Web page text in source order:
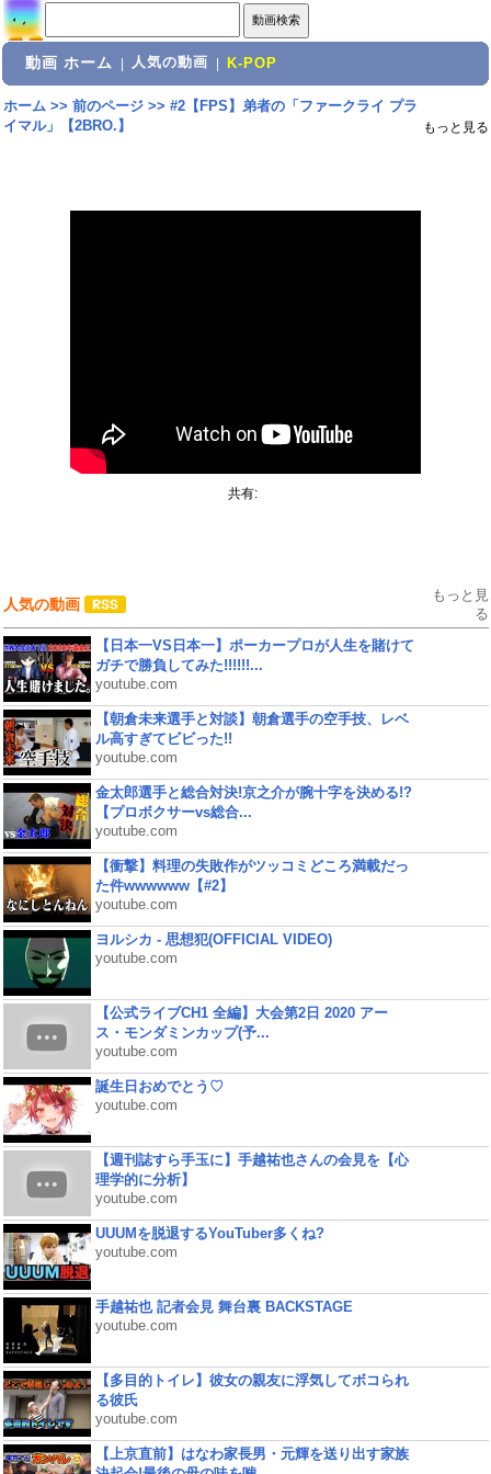
動画 ホーム 人気の動画 K-POP
ホーム>> 前のページ>> #2【FPS】弟者の「ファークライ プラ
イマル」【2BRO.】
もっと見る
共有:
人気の動画
もっと見
る
【日本一VS日本一】ポーカープロが人生を賭けて
ガチで勝負してみた!!!!!!...
youtube.com
【朝倉未来選手と対談】朝倉選手の空手技、レベ
ル高すぎてビビった!!
youtube.com
金太郎選手と総合対決!京之介が腕十字を決める!?
【プロボクサーvs総合...
youtube.com
【衝撃】料理の失敗作がツッコミどころ満載だっ
た件wwwwww【#2】
youtube.com
ヨルシカ - 思想犯(OFFICIAL VIDEO)
youtube.com
【公式ライブCH1 全編】大会第2日 2020 アー
ス・モンダミンカップ(予...
youtube.com
誕生日おめでとう♡
youtube.com
【週刊誌すら手玉に】手越祐也さんの会見を【心
理学的に分析】
youtube.com
UUUMを脱退するYouTuber多くね?
youtube.com
手越祐也 記者会見 舞台裏 BACKSTAGE
youtube.com
【多目的トイレ】彼女の親友に浮気してボコられ
る彼氏
youtube.com
【上京直前】はなわ家長男・元輝を送り出す家族